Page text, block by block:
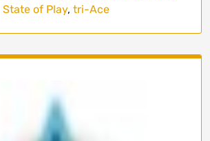
State of Play, tri-Ace